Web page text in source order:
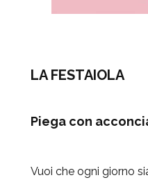
LA FESTAIOLA
Piega con
Vuoi che ogni giorno